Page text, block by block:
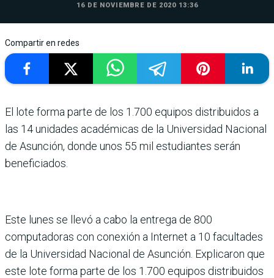
16 DE NOVIEMBRE DE 2020 13:36
Compartir en redes
El lote forma parte de los 1.700 equipos distribuidos a
las 14 unidades académicas de la Universidad Nacional
de Asunción, donde unos 55 mil estudiantes serán
beneficiados.
Este lunes se llevó a cabo la entrega de 800
computadoras con conexión a Internet a 10 facultades
de la Universidad Nacional de Asunción. Explicaron que
este lote forma parte de los 1.700 equipos distribuidos